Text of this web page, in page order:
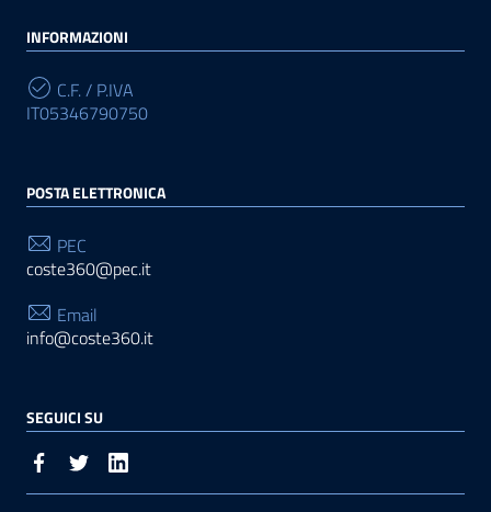
INFORMAZIONI
C.F. / P.IVA
IT05346790750
POSTA ELETTRONICA
PEC
coste360@pec.it
Email
info@coste360.it
SEGUICI SU